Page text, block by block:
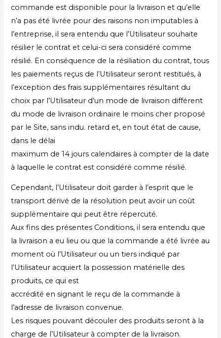
commande est disponible pour la livraison et qu’elle
n’a pas été livrée pour des raisons non imputables à
l’entreprise, il sera entendu que l’Utilisateur souhaite
résilier le contrat et celui-ci sera considéré comme
résilié. En conséquence de la résiliation du contrat, tous
les paiements reçus de l’Utilisateur seront restitués, à
l’exception des frais supplémentaires résultant du
choix par l’Utilisateur d’un mode de livraison différent
du mode de livraison ordinaire le moins cher proposé
par le Site, sans indu. retard et, en tout état de cause,
dans le délai
maximum de 14 jours calendaires à compter de la date
à laquelle le contrat est considéré comme résilié.
Cependant, l’Utilisateur doit garder à l’esprit que le
transport dérivé de la résolution peut avoir un coût
supplémentaire qui peut être répercuté.
Aux fins des présentes Conditions, il sera entendu que
la livraison a eu lieu ou que la commande a été livrée au
moment où l’Utilisateur ou un tiers indiqué par
l’Utilisateur acquiert la possession matérielle des
produits, ce qui est
accrédité en signant le reçu de la commande à
l’adresse de livraison convenue.
Les risques pouvant découler des produits seront à la
charge de l’Utilisateur à compter de la livraison.